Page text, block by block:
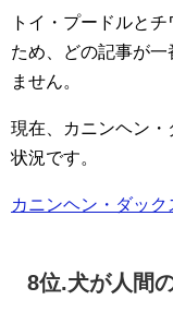
トイ・プードルと
ため、どの記事が
ません。
現在、カニンヘン・
状況です。
カニンヘン・ダック
8位.犬が人間